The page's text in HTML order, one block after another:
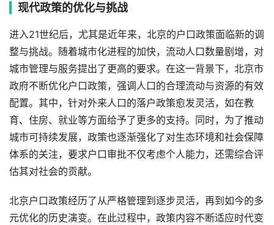
现代政策的优化与挑战
进入21世纪后，尤其是近年来，北京的户口政策面临新的调
整与挑战。随着城市化进程的加快，流动人口数量剧增，对
城市管理与服务提出了更高的要求。在这一背景下，北京市
政府不断优化户口政策，强调人口的合理流动与资源的有效
配置。其中，针对外来人口的落户政策愈发灵活，如在教
育、住房、就业等方面给予了更多的支持。同时，为了推动
城市可持续发展，政策也逐渐强化了对生态环境和社会保障
体系的关注，要求户口审批不仅考虑个人能力，还需综合评
估其对社会的贡献。
北京户口政策经历了从严格管理到逐步灵活，再到如今的多
元优化的历史演变。在此过程中，政策内容不断适应时代变